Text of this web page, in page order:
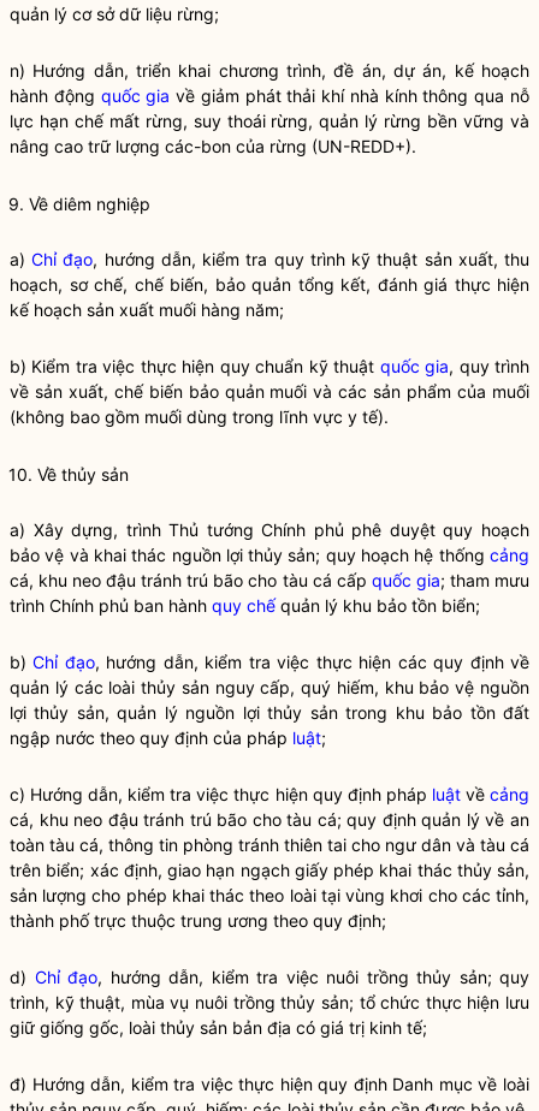
quản lý cơ sở dữ liệu rừng;
n) Hướng dẫn, triển khai chương trình, đề án, dự án, kế hoạch
hành động quốc gia về giảm phát thải khí nhà kính thông qua nỗ
lực hạn chế mất rừng, suy thoái rừng, quản lý rừng bền vững và
nâng cao trữ lượng các-bon của rừng (UN-REDD+).
9. Về diêm nghiệp
a)Chỉ đạo, hướng dẫn, kiểm tra quy trình kỹ thuật sản xuất, thu
hoạch, sơ chế, chế biến, bảo quản tổng kết, đánh giá thực hiện
kế hoạch sản xuất muối hàng năm;
b) Kiểm tra việc thực hiện quy chuẩn kỹ thuật quốc gia, quy trình
về sản xuất, chế biến bảo quản muối và các sản phẩm của muối
(không bao gồm muối dùng trong lĩnh vực y tế).
10. Về thủy sản
a) Xây dựng, trình Thủ tướng Chính phủ phê duyệt quy hoạch
bảo vệ và khai thác nguồn lợi thủy sản; quy hoạch hệ thống cảng
cá, khu neo đậu tránh trú bão cho tàu cá cấp quốc gia; tham mưu
trình Chính phủ ban hành quy chếquản lý khu bảo tồn biển;
b)Chỉ đạo, hướng dẫn, kiểm tra việc thực hiện các quy định về
quản lý các loài thủy sản nguy cấp, quý hiếm, khu bảo vệ nguồn
lợi thủy sản, quản lý nguồn lợi thủy sản trong khu bảo tồn đất
ngập nước theo quy định của pháp luật;
c) Hướng dẫn, kiểm tra việc thực hiện quy định pháp luậtvềcảng
cá, khu neo đậu tránh trú bão cho tàu cá; quy định quản lý về an
toàn tàu cá, thông tin phòng tránh thiên tai cho ngư dân và tàu cá
trên biển; xác định, giao hạn ngạch giấy phép khai thác thủy sản,
sản lượng cho phép khai thác theo loài tại vùng khơi cho các tỉnh,
thành phố trực thuộc trung ương theo quy định;
d) Chỉ đạo, hướng dẫn, kiểm tra việc nuôi trồng thủy sản; quy
trình, kỹ thuật, mùa vụ nuôi trồng thủy sản; tổ chức thực hiện lưu
giữ giống gốc, loài thủy sản bản địa có giá trị kinh tế;
đ) Hướng dẫn, kiểm tra việc thực hiện quy định Danh mục về loài